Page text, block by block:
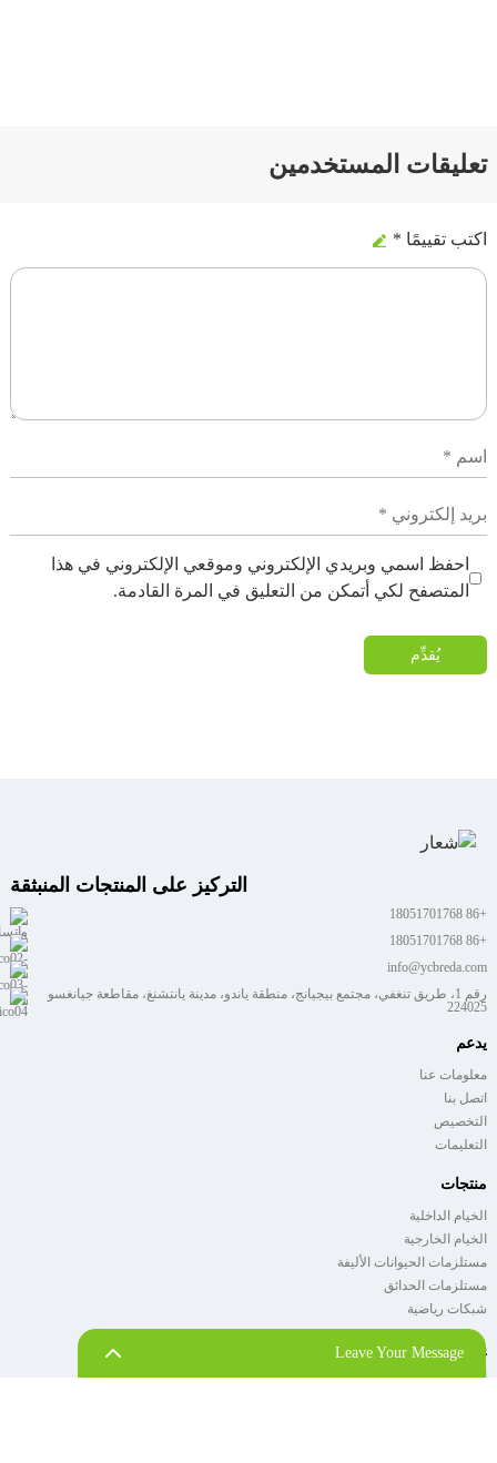
تعليقات المستخدمين
اكتب تقييمًا *
احفظ اسمي وبريدي الإلكتروني وموقعي الإلكتروني في هذا
المتصفح لكي أتمكن من التعليق في المرة القادمة.
يُقدِّم
التركيز على المنتجات المنبثقة
+86 18051701768
+86 18051701768
info@ycbreda.com
رقم 1، طريق تنغفي، مجتمع بيجيانج، منطقة ياندو، مدينة يانتشنغ، مقاطعة جيانغسو
224025
يدعم
معلومات عنا
اتصل بنا
التخصيص
التعليمات
منتجات
الخيام الداخلية
الخيام الخارجية
مستلزمات الحيوانات الأليفة
مستلزمات الحدائق
شبكات رياضية
يشترك
ابقَ على اطلاع دائم بآخر أخبار شركة بوراي!
Leave Your Message